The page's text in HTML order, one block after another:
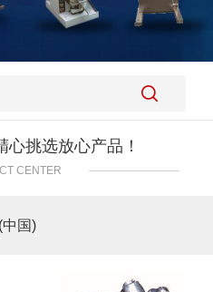
心挑选放心产品！
CENTER
国)